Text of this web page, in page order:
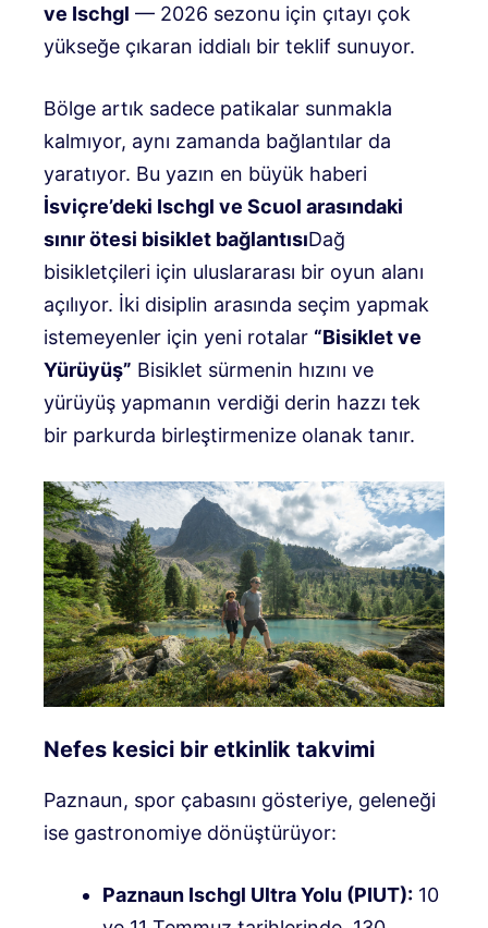
ve Ischgl — 2026 sezonu için çıtayı çok
yükseğe çıkaran iddialı bir teklif sunuyor.
Bölge artık sadece patikalar sunmakla
kalmıyor, aynı zamanda bağlantılar da
yaratıyor. Bu yazın en büyük haberi
İsviçre’deki Ischgl ve Scuol arasındaki
sınır ötesi bisiklet bağlantısıDağ
bisikletçileri için uluslararası bir oyun alanı
açılıyor. İki disiplin arasında seçim yapmak
istemeyenler için yeni rotalar “Bisiklet ve
Yürüyüş” Bisiklet sürmenin hızını ve
yürüyüş yapmanın verdiği derin hazzı tek
bir parkurda birleştirmenize olanak tanır.
Nefes kesici bir etkinlik takvimi
Paznaun, spor çabasını gösteriye, geleneği
ise gastronomiye dönüştürüyor:
Paznaun Ischgl Ultra Yolu (PIUT): 10